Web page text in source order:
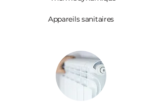
Appareils sanitaires